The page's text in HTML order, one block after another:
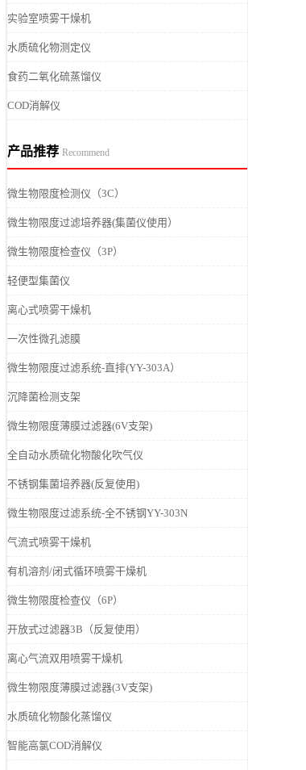
实验室喷雾干燥机
水质硫化物测定仪
食药二氧化硫蒸馏仪
COD消解仪
产品推荐 Recommend
微生物限度检测仪（3C）
微生物限度过滤培养器(集菌仪使用）
微生物限度检查仪（3P）
轻便型集菌仪
离心式喷雾干燥机
一次性微孔滤膜
微生物限度过滤系统-直排(YY-303A）
沉降菌检测支架
微生物限度薄膜过滤器(6V支架)
全自动水质硫化物酸化吹气仪
不锈钢集菌培养器(反复使用)
微生物限度过滤系统-全不锈钢YY-303N
气流式喷雾干燥机
有机溶剂/闭式循环喷雾干燥机
微生物限度检查仪（6P）
开放式过滤器3B（反复使用）
离心气流双用喷雾干燥机
微生物限度薄膜过滤器(3V支架)
水质硫化物酸化蒸馏仪
智能高氯COD消解仪